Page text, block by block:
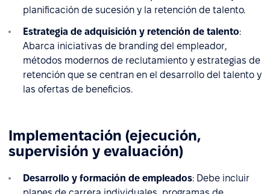
planificación de sucesión y la retención de talento.
Estrategia de adquisición y retención de talento:
Abarca iniciativas de branding del empleador,
métodos modernos de reclutamiento y estrategias de
retención que se centran en el desarrollo del talento y
las ofertas de beneficios.
Implementación (ejecución,
supervisión y evaluación)
Desarrollo y formación de empleados: Debe incluir